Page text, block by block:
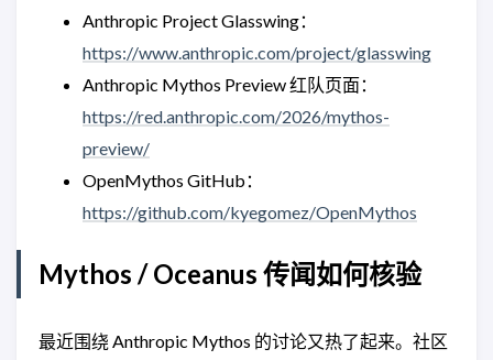
Anthropic Project Glasswing：
https://www.anthropic.com/project/glasswing
Anthropic Mythos Preview 红队页面：
https://red.anthropic.com/2026/mythos-
preview/
OpenMythos GitHub：
https://github.com/kyegomez/OpenMythos
Mythos / Oceanus 传闻如何核验
最近围绕 Anthropic Mythos 的讨论又热了起来。社区